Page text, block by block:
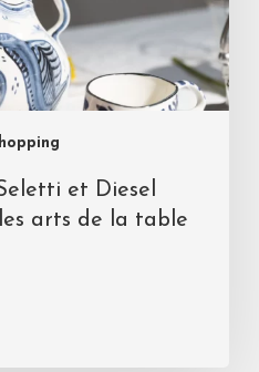
et Diesel
arts de la table